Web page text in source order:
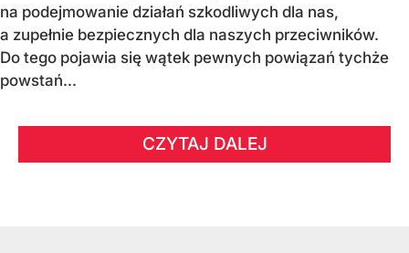
na podejmowanie działań szkodliwych dla nas,
a zupełnie bezpiecznych dla naszych przeciwników.
Do tego pojawia się wątek pewnych powiązań tychże
powstań...
CZYTAJ DALEJ